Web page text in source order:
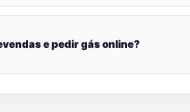
e pedir gás online?